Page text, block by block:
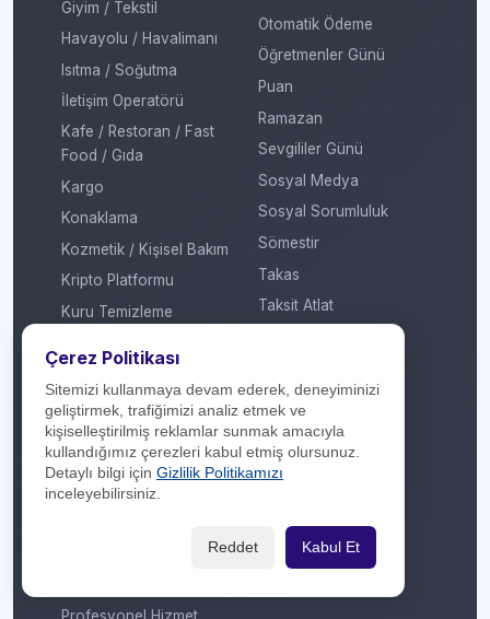
Giyim / Tekstil
Havayolu / Havalimanı
Isıtma / Soğutma
İletişim Operatörü
Kafe / Restoran / Fast
Food / Gıda
Kargo
Konaklama
Kozmetik / Kişisel Bakım
Kripto Platformu
Kuru Temizleme
Mobil Uygulama
Mobilya / Dekorasyon
Mutfak Gereçleri /
Küçük Ev Aletleri
Otomatik Ödeme
Öğretmenler Günü
Puan
Ramazan
Sevgililer Günü
Sosyal Medya
Sosyal Sorumluluk
Sömestir
Takas
Taksit Atlat
Vergi Ödeme
Yarışma
Yılbaşı
Çerez Politikası
Sitemizi kullanmaya devam ederek, deneyiminizi
geliştirmek, trafiğimizi analiz etmek ve
kişiselleştirilmiş reklamlar sunmak amacıyla
kullandığımız çerezleri kabul etmiş olursunuz.
Detaylı bilgi için Gizlilik Politikamızı
inceleyebilirsiniz.
Reddet Kabul Et